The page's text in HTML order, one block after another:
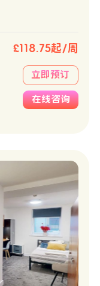
£118.75起/周
立即预订
在线咨询